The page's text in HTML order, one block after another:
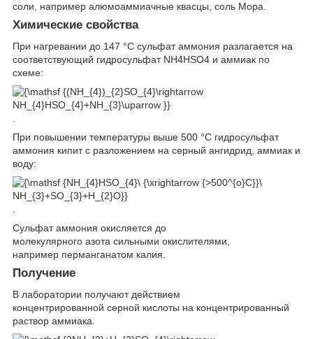
соли, например алюмоаммиачные квасцы, соль Мора.
Химические свойства
При нагревании до 147 °С сульфат аммония разлагается на
соответствующий гидросульфат NH4HSO4 и аммиак по
схеме:
При повышении температуры выше 500 °С гидросульфат
аммония кипит с разложением на серный ангидрид, аммиак и
воду:
Сульфат аммония окисляется до
молекулярного азота сильными окислителями,
например перманганатом калия.
Получение
В лаборатории получают действием
концентрированной серной кислоты на концентрированный
раствор аммиака.